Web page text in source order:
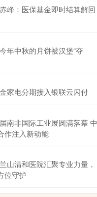
峰：医保基金即时结算解回
年中秋的月饼被汉堡“夺
家电分期接入银联云闪付
南非国际工业展圆满落幕 中
作注入新动能
山清和医院汇聚专业力量，
位守护